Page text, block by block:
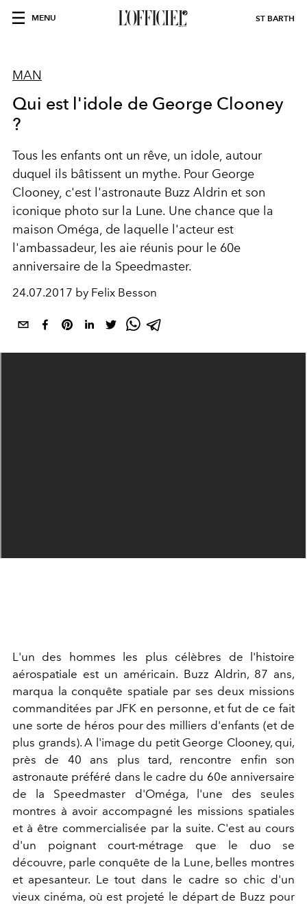
MENU ST BARTH
MAN
Qui est l'idole de George Clooney
?
Tous les enfants ont un rêve, un idole, autour
duquel ils bâtissent un mythe. Pour George
Clooney, c'est l'astronaute Buzz Aldrin et son
iconique photo sur la Lune. Une chance que la
maison Oméga, de laquelle l'acteur est
l'ambassadeur, les aie réunis pour le 60e
anniversaire de la Speedmaster.
24.07.2017 by Felix Besson
L'un des hommes les plus célèbres de l'histoire
aérospatiale est un américain. Buzz Aldrin, 87 ans,
marqua la conquête spatiale par ses deux missions
commanditées par JFK en personne, et fut de ce fait
une sorte de héros pour des milliers d'enfants (et de
plus grands). A l'image du petit George Clooney, qui,
près de 40 ans plus tard, rencontre enfin son
astronaute préféré dans le cadre du 60e anniversaire
de la Speedmaster d'Oméga, l'une des seules
montres à avoir accompagné les missions spatiales
et à être commercialisée par la suite. C'est au cours
d'un poignant court-métrage que le duo se
découvre, parle conquête de la Lune, belles montres
et apesanteur. Le tout dans le cadre so chic d'un
vieux cinéma, où est projeté le départ de Buzz pour